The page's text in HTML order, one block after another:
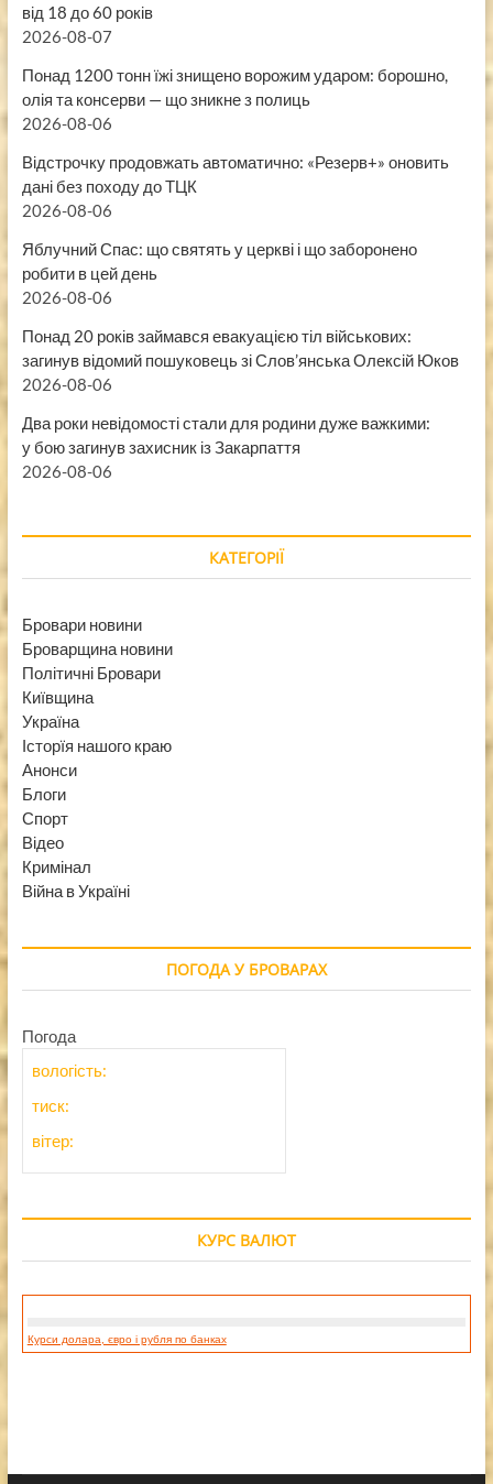
від 18 до 60 років
2026-08-07
Понад 1200 тонн їжі знищено ворожим ударом: борошно,
олія та консерви — що зникне з полиць
2026-08-06
Відстрочку продовжать автоматично: «Резерв+» оновить
дані без походу до ТЦК
2026-08-06
Яблучний Спас: що святять у церкві і що заборонено
робити в цей день
2026-08-06
Понад 20 років займався евакуацією тіл військових:
загинув відомий пошуковець зі Слов’янська Олексій Юков
2026-08-06
Два роки невідомості стали для родини дуже важкими:
у бою загинув захисник із Закарпаття
2026-08-06
КАТЕГОРІЇ
Бровари новини
Броварщина новини
Політичні Бровари
Київщина
Україна
Історїя нашого краю
Анонси
Блоги
Спорт
Відео
Кримінал
Війна в Україні
ПОГОДА У БРОВАРАХ
Погода
вологість:
тиск:
вітер:
КУРС ВАЛЮТ
Курси долара, євро і рубля по банках